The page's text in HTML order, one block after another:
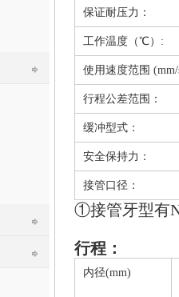
保证耐压力：
工作温度（℃）:
使用速度范围
行程公差范围：
缓冲型式：
安全保持力：
接管口径：
①接管牙型有
行程：
内径(mm)